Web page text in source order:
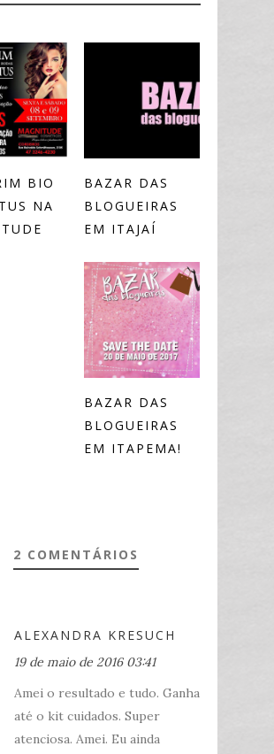
BIO
NA
BAZAR DAS
BLOGUEIRAS
EM ITAJAÍ
BAZAR DAS
BLOGUEIRAS
EM ITAPEMA!
2 COMENTÁRIOS
ALEXANDRA KRESUCH
19 de maio de 2016 03:41
Amei o resultado e tudo. Ganha
até o kit cuidados. Super
atenciosa. Amei. Eu ainda